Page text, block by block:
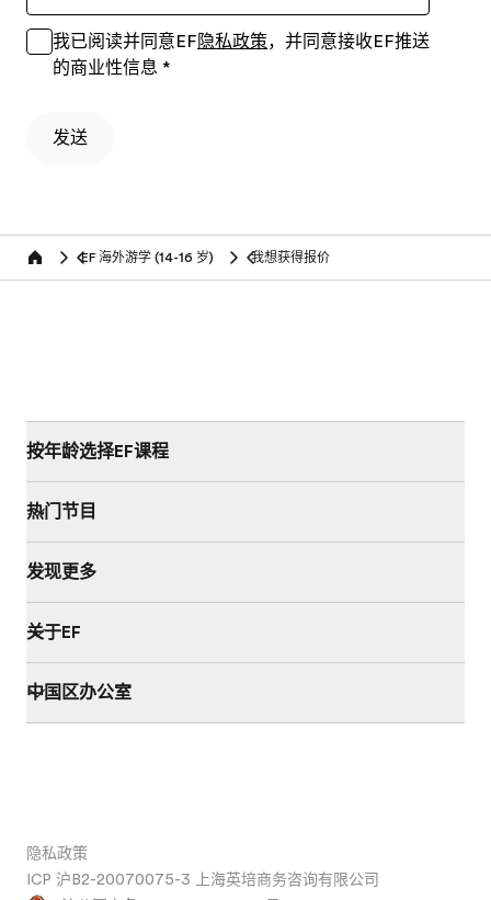
我已阅读并同意EF 隐私政策，并同意接收EF推送
的商业性信息 *
发送
Home EF 海外游学 (14-16 岁) 我想获得报价
按年龄选择EF课程
热门节目
发现更多
关于EF
中国区办公室
隐私政策
ICP 沪B2-20070075-3 上海英培商务咨询有限公司